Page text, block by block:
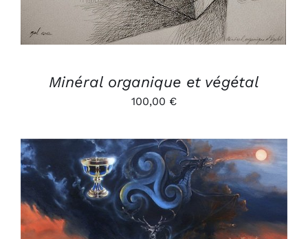
Minéral organique et végétal
100,00 €